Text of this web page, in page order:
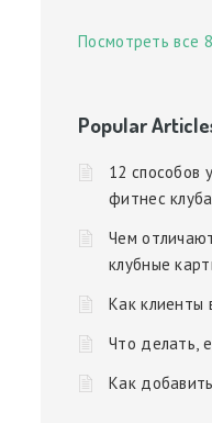
Посмотреть все
Popular
12 способов
фитнес клуба
Чем
клубные
Как клиенты
Что делать,
Как